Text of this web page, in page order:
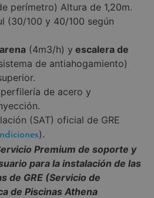
perímetro) Altura de 1,20m.
(30/100 y 40/100 según
(4m3/h) y escalera de
de antiahogamiento)
de acero y
(SAT) oficial de GRE
).
Premium de soporte y
para la instalación de las
de GRE (Servicio de
de Piscinas Athena